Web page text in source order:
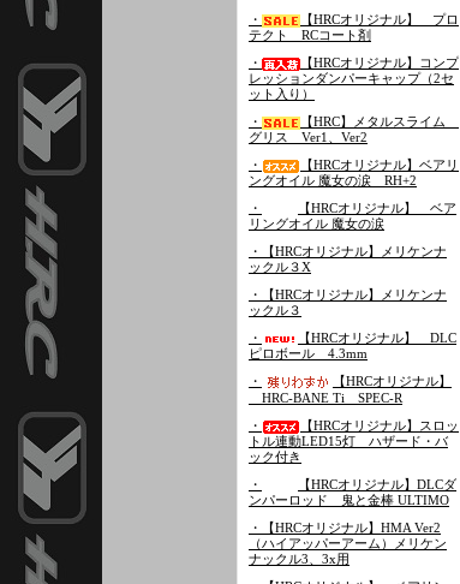
・
【HRCオリジナル】 プロ
テクト RCコート剤
・
【HRCオリジナル】コンプ
レッションダンパーキャップ（2セ
ット入り）
・
【HRC】メタルスライム
グリス Ver1、Ver2
・
【HRCオリジナル】ベアリ
ングオイル 魔女の涙 RH+2
・
【HRCオリジナル】 ベア
リングオイル 魔女の涙
・【HRCオリジナル】メリケンナ
ックル３X
・【HRCオリジナル】メリケンナ
ックル３
・
【HRCオリジナル】 DLC
ピロボール 4.3mm
・
【HRCオリジナル】
HRC-BANE Ti SPEC-R
・
【HRCオリジナル】スロッ
トル連動LED15灯 ハザード・バ
ック付き
・
【HRCオリジナル】DLCダ
ンパーロッド 鬼と金棒 ULTIMO
・【HRCオリジナル】HMA Ver2
（ハイアッパーアーム）メリケン
ナックル3、3x用